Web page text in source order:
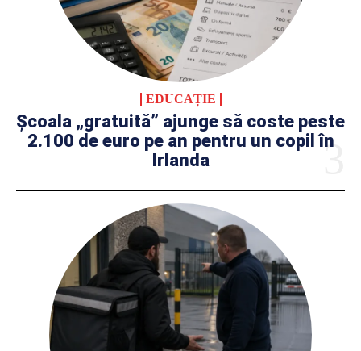
EDUCAȚIE
Școala „gratuită” ajunge să coste peste
2.100 de euro pe an pentru un copil în
Irlanda